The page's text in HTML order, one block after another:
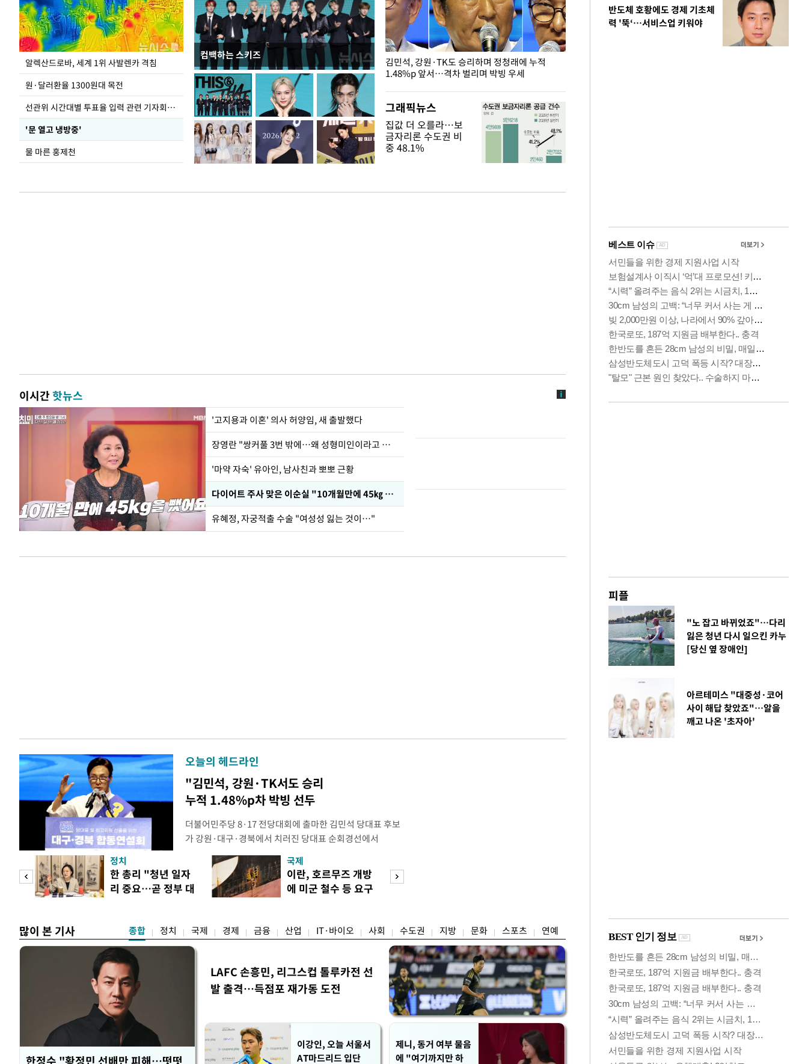
알렉산드로바, 세계 1위 사발렌카 격침
원·달러환율 1300원대 목전
선관위 시간대별 투표율 입력 관련 기자회견하는 주진우 의원
'문 열고 냉방중'
물 마른 홍제천
컴백하는 스키즈
극한 폭염에 바닥 드러난 홍제천…물고기 떼죽음
도
김민석, 강원·TK도 승리하며 정청래에 누적
1.48%p 앞서…격차 벌리며 박빙 우세
그래픽뉴스
집값 더 오를라…보
금자리론 수도권 비
중 48.1%
이시간핫뉴스
'고지용과 이혼' 의사 허양임, 새 출발했다
장영란 "쌍커풀 3번 밖에…왜 성형미인이라고 하냐"
'마약 자숙' 유아인, 남사친과 뽀뽀 근황
다이어트 주사 맞은 이순실 "10개월만에 45㎏ 감량"
유혜정, 자궁적출 수술 "여성성 잃는 것이…"
오늘의 헤드라인
"김민석, 강원·TK서도 승리
누적 1.48%p차 박빙 선두
더불어민주당 8·17 전당대회에 출마한 김민석 당대표 후보
가 강원·대구·경북에서 치러진 당대표 순회경선에서
48.54%(1만8977표)를 얻어 상대 경쟁주자인 정청래 후보
를 1622표(4.14%p) 차로 제치고 1위를 차지했다. 전날 제주
·인천 권리당원 투표에서도 김 후보가 앞섰다. 이에 따라 누
적 합산(가중치 미반영)에서도 김 후보(46.01%)가
피
정치
한 총리 "청년 일자
리 중요…곧 정부 대
국제
이란, 호르무즈 개방
에 미군 철수 등 요구
많이 본 기사 종합 정치 국제 경제 금융 산업 IT·바이오 사회 수도권 지방 문화 스포츠 연예
한정수 "황정민 선배만 피해…떳떳
LAFC 손흥민, 리그스컵 톨루카전 선
발 출격…득점포 재가동 도전
이강인, 오늘 서울서
AT마드리드 입단
제니, 동거 여부 물음
에 "여기까지만 하
반도체 호황에도 경제 기초체
력 '뚝‘…서비스업 키워야
피플
"노 잡고 바뀌었죠"…다리
잃은 청년 다시 일으킨 카누
[당신 옆 장애인]
아르테미스 "대중성·코어
사이 해답 찾았죠"…알을
깨고 나온 '초자아'